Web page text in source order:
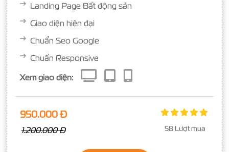
Landing Page Bất động sản
Giao diện hiện đại
Chuẩn Seo Google
Chuẩn Responsive
Xem giao diện:
950.000 Đ
1.200.000 Đ 58 Lượt mua